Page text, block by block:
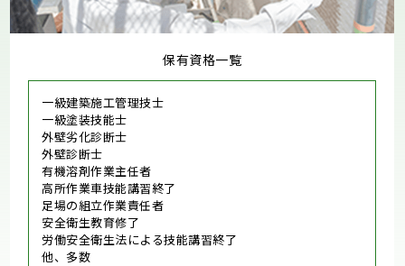
保有資格一覧
一級建築施工管理技士
一級塗装技能士
外壁劣化診断士
外壁診断士
有機溶剤作業主任者
高所作業車技能講習終了
足場の組立作業責任者
安全衛生教育修了
労働安全衛生法による技能講習終了
他、多数